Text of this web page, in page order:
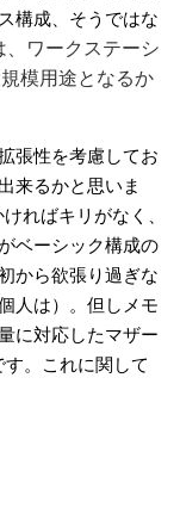
構成、そうではな
、ワークステーシ
模用途となるか
張性を考慮してお
来るかと思いま
ればキリがなく、
ベーシック構成の
から欲張り過ぎな
人は）。但しメモ
に対応したマザー
。これに関して